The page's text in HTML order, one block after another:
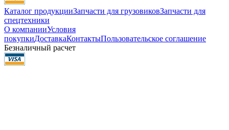
Каталог продукцииЗапчасти для грузовиковЗапчасти для
спецтехники
О компанииУсловия
покупкиДоставкаКонтактыПользовательское соглашение
Безналичный расчет